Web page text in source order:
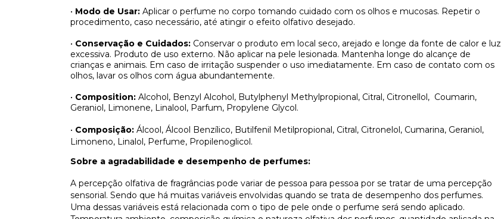
• Modo de Usar: Aplicar o perfume no corpo tomando cuidado com os olhos e mucosas. Repetir o
procedimento, caso necessário, até atingir o efeito olfativo desejado.
• Conservação e Cuidados: Conservar o produto em local seco, arejado e longe da fonte de calor e luz
excessiva. Produto de uso externo. Não aplicar na pele lesionada. Mantenha longe do alcançe de
crianças e animais. Em caso de irritação suspender o uso imediatamente. Em caso de contato com os
olhos, lavar os olhos com água abundantemente.
• Composition: Alcohol, Benzyl Alcohol, Butylphenyl Methylpropional, Citral, Citronellol, Coumarin,
Geraniol, Limonene, Linalool, Parfum, Propylene Glycol.
• Composição: Álcool, Álcool Benzílico, Butilfenil Metilpropional, Citral, Citronelol, Cumarina, Geraniol,
Limoneno, Linalol, Perfume, Propilenoglicol.
Sobre a agradabilidade e desempenho de perfumes:
A percepção olfativa de fragrâncias pode variar de pessoa para pessoa por se tratar de uma percepção
sensorial. Sendo que há muitas variáveis envolvidas quando se trata de desempenho dos perfumes.
Uma dessas variáveis está relacionada com o tipo de pele onde o perfume será sendo aplicado.